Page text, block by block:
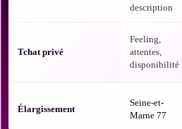
description
Tchat privé
Feeling,
attentes,
disponibilité
Élargissement
Seine-et-
Marne 77